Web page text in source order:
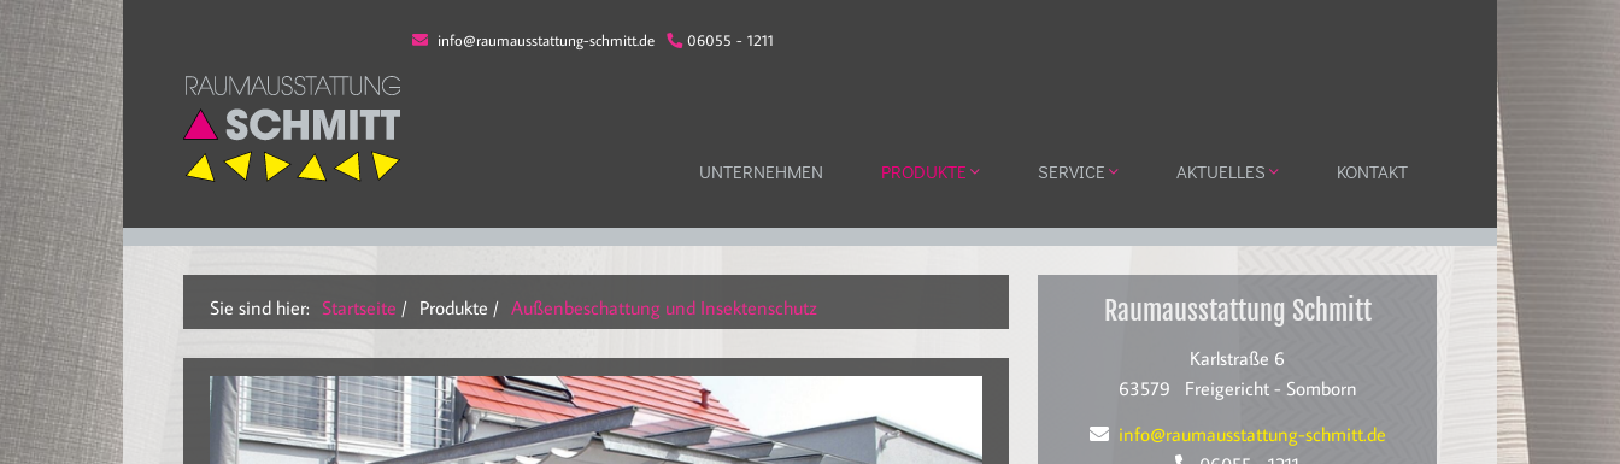
info@raumausstattung-schmitt.de 06055 - 1211
UNTERNEHMEN PRODUKTE SERVICE AKTUELLES KONTAKT
Sie sind hier: Startseite / Produkte / Außenbeschattung und Insektenschutz Raumausstattung Schmitt
Karlstraße 6
63579
Freigericht - Somborn
info@raumausstattung-schmitt.de